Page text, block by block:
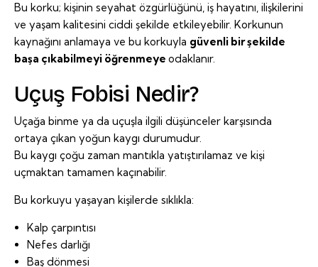
Bu korku; kişinin seyahat özgürlüğünü, iş hayatını, ilişkilerini
ve yaşam kalitesini ciddi şekilde etkileyebilir. Korkunun
kaynağını anlamaya ve bu korkuyla güvenli bir şekilde
başa çıkabilmeyi öğrenmeye odaklanır.
Uçuş Fobisi Nedir?
Uçağa binme ya da uçuşla ilgili düşünceler karşısında
ortaya çıkan yoğun kaygı durumudur.
Bu kaygı çoğu zaman mantıkla yatıştırılamaz ve kişi
uçmaktan tamamen kaçınabilir.
Bu korkuyu yaşayan kişilerde sıklıkla:
Kalp çarpıntısı
Nefes darlığı
Baş dönmesi